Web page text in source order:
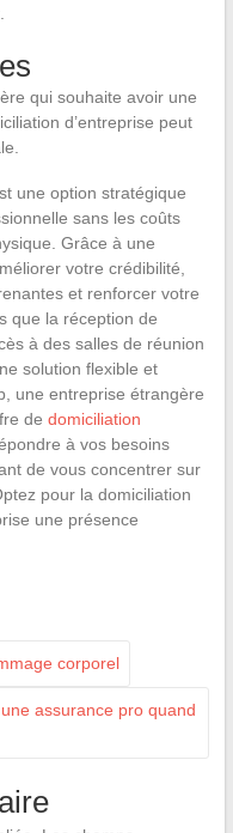
qui souhaite avoir une
d’entreprise peut
une option stratégique
sans les coûts
Grâce à une
votre crédibilité,
et renforcer votre
que la réception de
à des salles de réunion
solution flexible et
une entreprise étrangère
de domiciliation
à vos besoins
de vous concentrer sur
pour la domiciliation
une présence
corporel
assurance pro quand